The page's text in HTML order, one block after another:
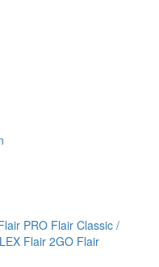
PRO Flair Classic /
Flair 2GO Flair